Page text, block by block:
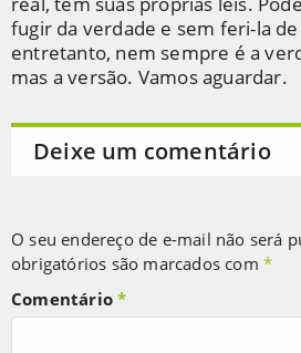
fugir da verdade e sem feri-la
entretanto, nem sempre é a
mas a versão. Vamos aguardar.
Deixe um comentário
O seu endereço de e-mail não será
obrigatórios são marcados com *
Comentário*